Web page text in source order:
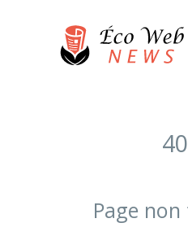
Page